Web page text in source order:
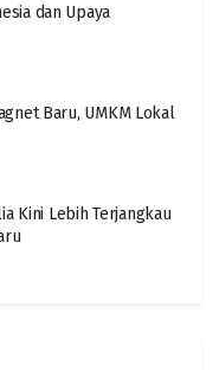
dan Upaya
Baru, UMKM Lokal
Kini Lebih Terjangkau